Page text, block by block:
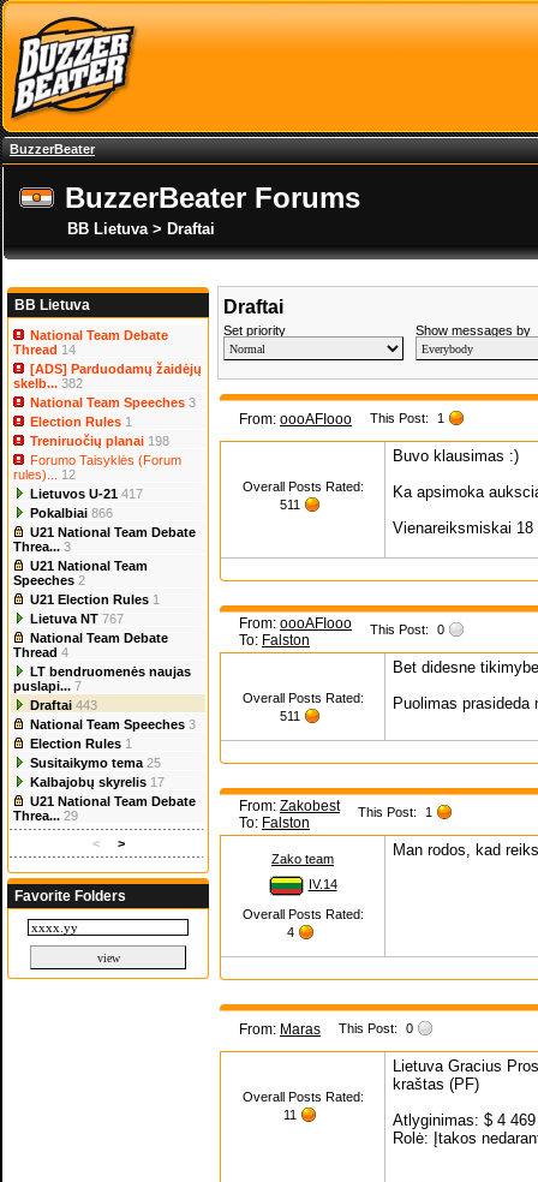
BuzzerBeater
BuzzerBeater Forums
BB Lietuva > Draftai
BB Lietuva
National Team Debate
Thread 14
[ADS] Parduodamų žaidėjų
skelb... 382
National Team Speeches 3
Election Rules 1
Treniruočių planai 198
Forumo Taisyklės (Forum
rules)...
12
Lietuvos U-21 417
Pokalbiai 866
U21 National Team Debate
Threa... 3
U21 National Team
Speeches 2
U21 Election Rules 1
Lietuva NT 767
National Team Debate
Thread 4
LT bendruomenės naujas
puslapi... 7
Draftai 443
National Team Speeches 3
Election Rules 1
Susitaikymo tema 25
Kalbajobų skyrelis 17
U21 National Team Debate
Threa... 29
<
>
Favorite Folders
Draftai
Set priority Show messages by
From: oooAFIooo This Post: 1
Overall Posts Rated:
511
Buvo klausimas :)
Ka apsimoka
Vienareiksmiskai
From: oooAFIooo
To: Falston
This Post: 0
Overall Posts Rated:
511
Bet didesne
Puolimas prasideda
From: Zakobest
To: Falston
This Post: 1
Zako team
IV.14
Overall Posts Rated:
4
Man rodos, kad
From: Maras This Post: 0
Overall Posts Rated:
11
Lietuva Gracius
kraštas (PF)
Atlyginimas: $ 4 469
Rolė: Įtakos